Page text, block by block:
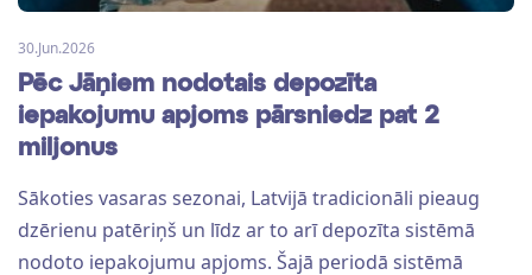
30.Jun.2026
Pēc Jāņiem nodotais depozīta
iepakojumu apjoms pārsniedz pat 2
miljonus
Sākoties vasaras sezonai, Latvijā tradicionāli pieaug
dzērienu patēriņš un līdz ar to arī depozīta sistēmā
nodoto iepakojumu apjoms. Šajā periodā sistēmā